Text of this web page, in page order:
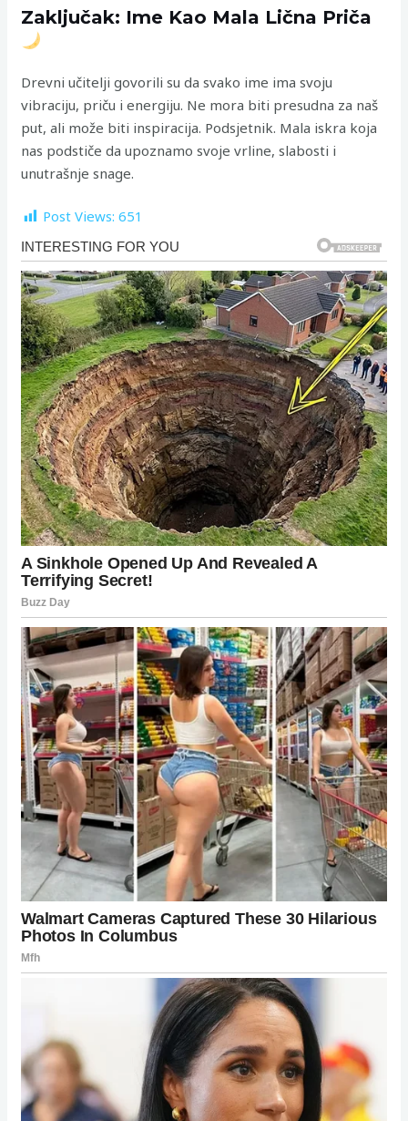
Zaključak: Ime Kao Mala Lična Priča
Drevni učitelji govorili su da svako ime ima svoju
vibraciju, priču i energiju. Ne mora biti presudna za naš
put, ali može biti inspiracija. Podsjetnik. Mala iskra koja
nas podstiče da upoznamo svoje vrline, slabosti i
unutrašnje snage.
Post Views: 651